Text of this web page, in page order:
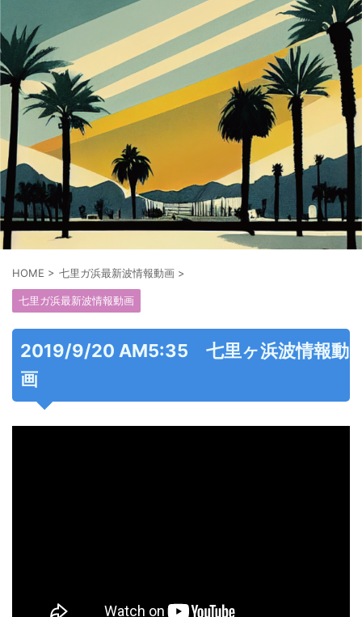
HOME > 七里ガ浜最新波情報動画 >
七里ガ浜最新波情報動画
2019/9/20 AM5:35 七里ヶ浜波情報動
画